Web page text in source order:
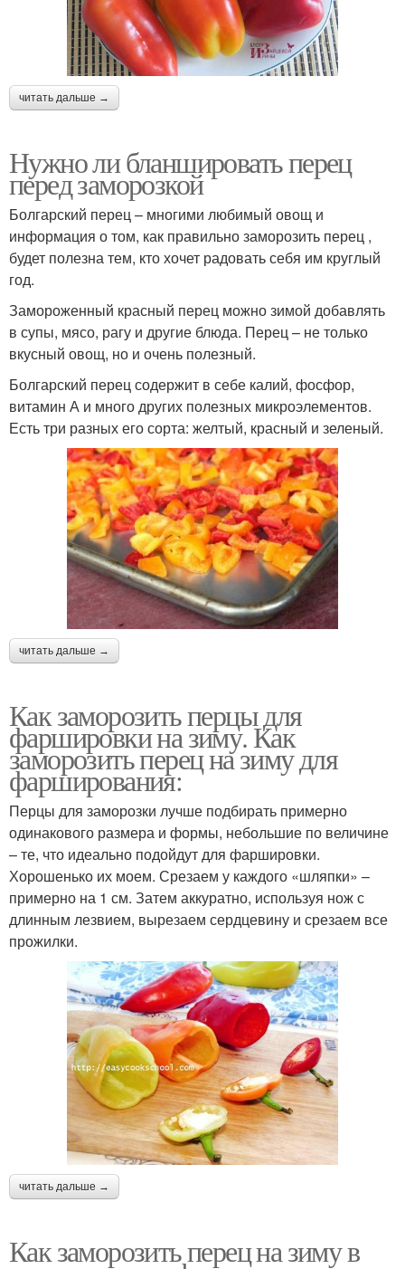
читать дальше →
Нужно ли бланшировать перец
перед заморозкой
Болгарский перец – многими любимый овощ и
информация о том, как правильно заморозить перец ,
будет полезна тем, кто хочет радовать себя им круглый
год.
Замороженный красный перец можно зимой добавлять
в супы, мясо, рагу и другие блюда. Перец – не только
вкусный овощ, но и очень полезный.
Болгарский перец содержит в себе калий, фосфор,
витамин А и много других полезных микроэлементов.
Есть три разных его сорта: желтый, красный и зеленый.
читать дальше →
Как заморозить перцы для
фаршировки на зиму. Как
заморозить перец на зиму для
фарширования:
Перцы для заморозки лучше подбирать примерно
одинакового размера и формы, небольшие по величине
– те, что идеально подойдут для фаршировки.
Хорошенько их моем. Срезаем у каждого «шляпки» –
примерно на 1 см. Затем аккуратно, используя нож с
длинным лезвием, вырезаем сердцевину и срезаем все
прожилки.
читать дальше →
Как заморозить перец на зиму в